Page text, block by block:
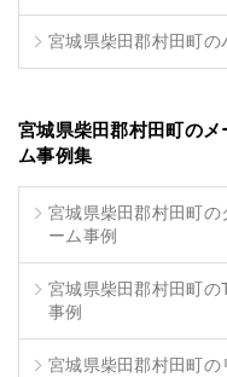
宮城県柴田郡村田町の
宮城県柴田郡村田町の
ム事例集
宮城県柴田郡村田町の
ーム事例
宮城県柴田郡村田町
事例
宮城県柴田郡村田町